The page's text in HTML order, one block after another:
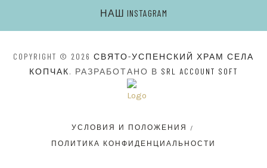
НАШ INSTAGRAM
COPYRIGHT © 2026 СВЯТО-УСПЕНСКИЙ ХРАМ СЕЛА
КОПЧАК. РАЗРАБОТАНО В SRL ACCOUNT SOFT
УСЛОВИЯ И ПОЛОЖЕНИЯ
ПОЛИТИКА КОНФИДЕНЦИАЛЬНОСТИ